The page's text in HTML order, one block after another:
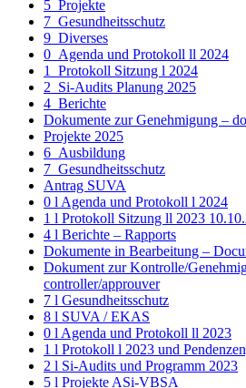
5_Projekte
7_Gesundheitsschutz
9_Diverses
0_Agenda und Protokoll ll 2024
1_Protokoll Sitzung l 2024
2_Si-Audits Planung 2025
4_Berichte
Dokumente zur Genehmigung –
Projekte 2025
6_Ausbildung
7_Gesundheitsschutz
Antrag SUVA
0 l Agenda und Protokoll l 2024
1 l Protokoll Sitzung ll 2023
4 l Berichte – Rapports
Dokumente in Bearbeitung –
Dokument zur Kontrolle/
controller/approuver
7 l Gesundheitsschutz
8 l SUVA / EKAS
0 l Agenda und Protokoll ll 2023
1 l Protokoll l 2023 und
2 l Si-Audits und Programm 2023
5 l Projekte ASi-VBSA